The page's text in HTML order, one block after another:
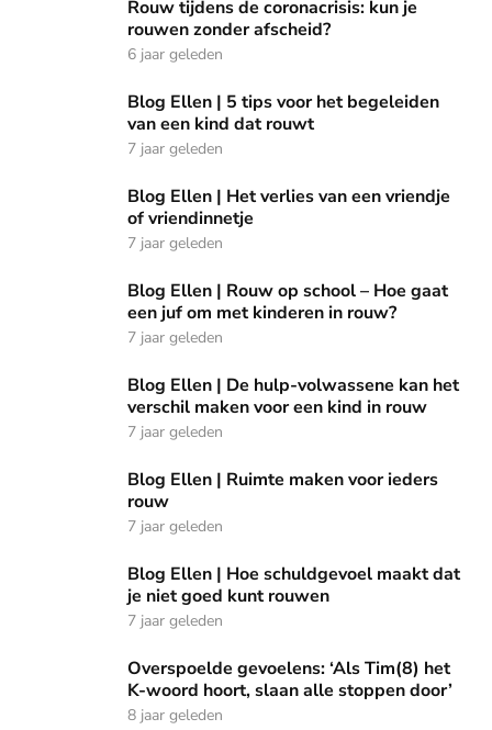
Rouw tijdens de coronacrisis: kun je rouwen zonder
Rouw tijdens de coronacrisis: kun je
rouwen zonder afscheid?
6 jaar geleden
Blog Ellen | 5 tips voor het begeleiden van een kind dat
Blog Ellen | 5 tips voor het begeleiden
van een kind dat rouwt
7 jaar geleden
Blog Ellen | Het verlies van een vriendje of vriendinnetje
Blog Ellen | Het verlies van een vriendje
of vriendinnetje
7 jaar geleden
Blog Ellen | Rouw op school – Hoe gaat een juf om met
Blog Ellen | Rouw op school – Hoe gaat
een juf om met kinderen in rouw?
7 jaar geleden
Blog Ellen | De hulp-volwassene kan het verschil maken
Blog Ellen | De hulp-volwassene kan het
verschil maken voor een kind in rouw
7 jaar geleden
Blog Ellen | Ruimte maken voor ieders rouw
Blog Ellen | Ruimte maken voor ieders
rouw
7 jaar geleden
Blog Ellen | Hoe schuldgevoel maakt dat je niet goed kunt
Blog Ellen | Hoe schuldgevoel maakt dat
je niet goed kunt rouwen
7 jaar geleden
Overspoelde gevoelens: ‘Als Tim(8) het K-woord hoort,
Overspoelde gevoelens: ‘Als Tim(8) het
K-woord hoort, slaan alle stoppen door’
8 jaar geleden